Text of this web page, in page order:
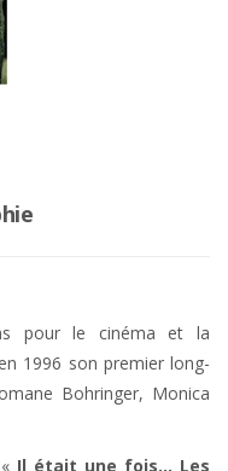
pour le cinéma et la
1996 son premier long-
Bohringer, Monica
Il était une fois… Les